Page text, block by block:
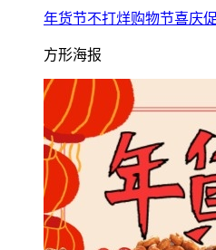
年货节不打烊购物节喜庆
方形海报